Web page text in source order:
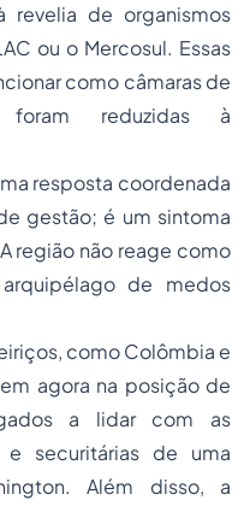
revelia de organismos
ou o Mercosul. Essas
como câmaras de
foram reduzidas à
resposta coordenada
gestão; é um sintoma
região não reage como
de medos
como Colômbia e
agora na posição de
a lidar com as
e securitárias de uma
Além disso, a